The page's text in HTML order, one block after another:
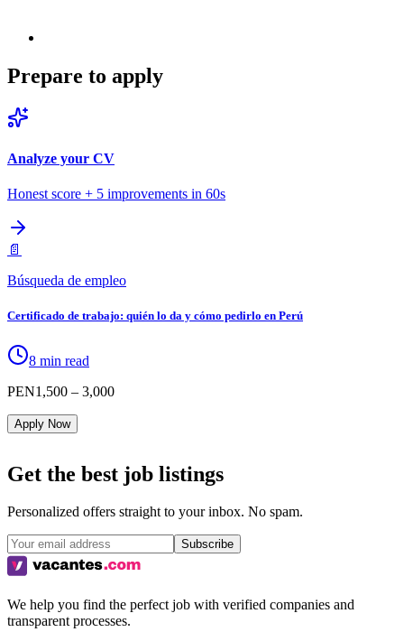
Prepare to apply
Analyze your CV
Honest score + 5 improvements in 60s
📄
Búsqueda de empleo
Certificado de trabajo: quién lo da y cómo pedirlo en Perú
8 min read
PEN1,500 – 3,000
Apply Now
Get the best job listings
Personalized offers straight to your inbox. No spam.
Subscribe
We help you find the perfect job with verified companies and
transparent processes.